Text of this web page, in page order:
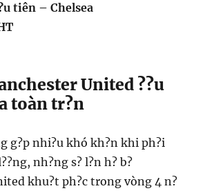
tiên – Chelsea
United ??u
toàn tr?n
g?p nhi?u khó kh?n khi ph?i
nh?ng s? l?n h? b?
khu?t ph?c trong vòng 4 n?